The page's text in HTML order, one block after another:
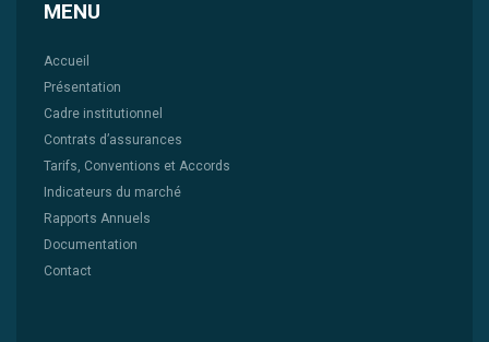
MENU
Accueil
Présentation
Cadre institutionnel
Contrats d’assurances
Tarifs, Conventions et Accords
Indicateurs du marché
Rapports Annuels
Documentation
Contact